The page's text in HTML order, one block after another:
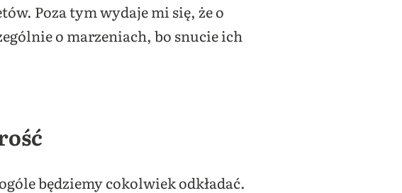
Poza tym wydaje mi się, że o
o marzeniach, bo snucie ich
będziemy cokolwiek odkładać.